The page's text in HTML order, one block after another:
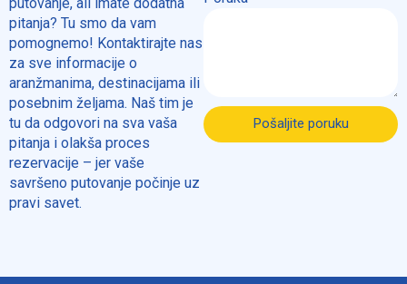
pitanja? Tu smo da vam
pomognemo! Kontaktirajte nas
za sve informacije o
aranžmanima, destinacijama ili
posebnim željama. Naš tim je
tu da odgovori na sva vaša
pitanja i olakša proces
rezervacije – jer vaše
savršeno putovanje počinje uz
pravi savet.
Pošaljite poruku